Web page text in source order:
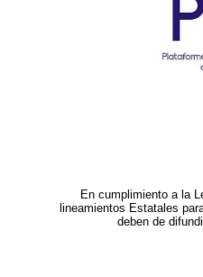
En cumplimiento a la
lineamientos Estatales
deben de